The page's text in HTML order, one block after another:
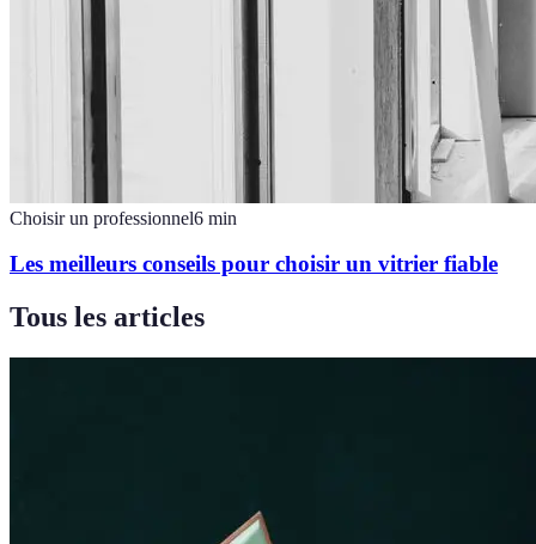
Choisir un professionnel6 min
Les meilleurs conseils pour choisir un vitrier fiable
Tous les articles